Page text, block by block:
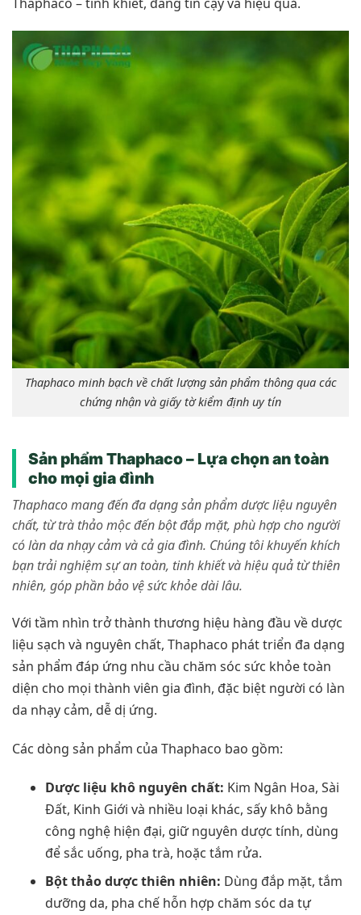
Thaphaco minh bạch về chất lượng sản phẩm thông qua các
chứng nhận và giấy tờ kiểm định uy tín
Sản phẩm Thaphaco – Lựa chọn an toàn
cho mọi gia đình
Thaphaco mang đến đa dạng sản phẩm dược liệu nguyên
chất, từ trà thảo mộc đến bột đắp mặt, phù hợp cho người
có làn da nhạy cảm và cả gia đình. Chúng tôi khuyến khích
bạn trải nghiệm sự an toàn, tinh khiết và hiệu quả từ thiên
nhiên, góp phần bảo vệ sức khỏe dài lâu.
Với tầm nhìn trở thành thương hiệu hàng đầu về dược
liệu sạch và nguyên chất, Thaphaco phát triển đa dạng
sản phẩm đáp ứng nhu cầu chăm sóc sức khỏe toàn
diện cho mọi thành viên gia đình, đặc biệt người có làn
da nhạy cảm, dễ dị ứng.
Các dòng sản phẩm của Thaphaco bao gồm:
Dược liệu khô nguyên chất: Kim Ngân Hoa, Sài
Đất, Kinh Giới và nhiều loại khác, sấy khô bằng
công nghệ hiện đại, giữ nguyên dược tính, dùng
để sắc uống, pha trà, hoặc tắm rửa.
Bột thảo dược thiên nhiên: Dùng đắp mặt, tắm
dưỡng da, pha chế hỗn hợp chăm sóc da tự